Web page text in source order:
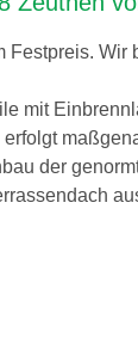
Festpreis.
mit
der